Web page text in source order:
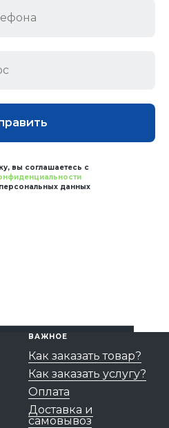
вы соглашаетесь с
данных
ВАЖНОЕ
Как заказать товар?
Как заказать услугу?
Оплата
Доставка и
самовывоз